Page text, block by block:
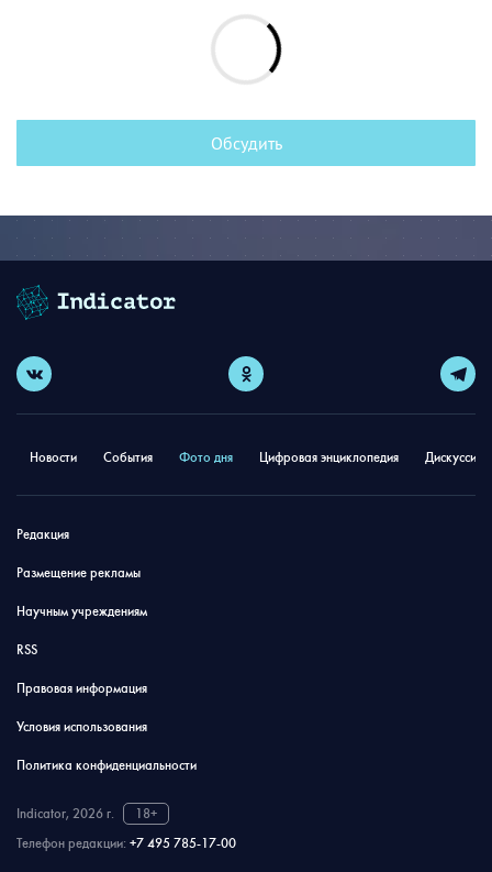
Обсудить
Новости События Фото дня Цифровая энциклопедия
Редакция
Размещение рекламы
Научным учреждениям
RSS
Правовая информация
Условия использования
Политика конфиденциальности
Indicator, 2026 г.
18+
Телефон редакции: +7 495 785-17-00